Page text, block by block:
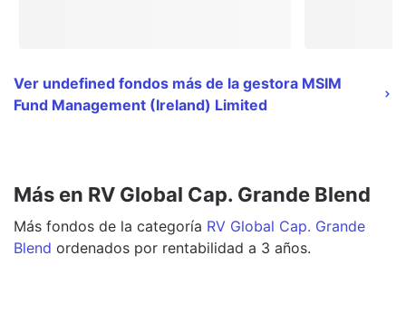
Ver undefined fondos más de la gestora MSIM
Fund Management (Ireland) Limited
Más en RV Global Cap. Grande Blend
Más fondos de la categoría RV Global Cap. Grande
Blend ordenados por rentabilidad a 3 años.